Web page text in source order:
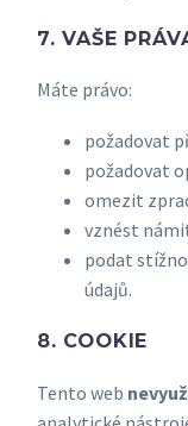
7. VAŠE
Máte právo:
požadovat
požadovat
omezit
vznést
podat
údajů.
8. COOKIE
Tento web